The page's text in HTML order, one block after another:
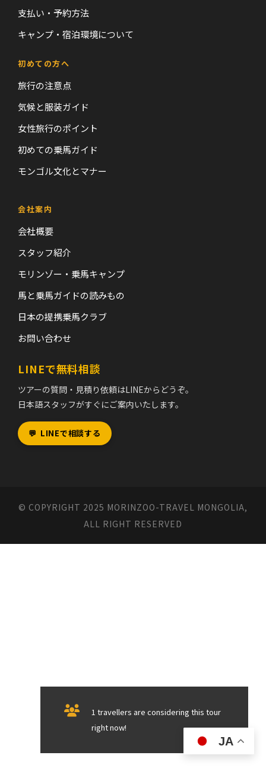
1 travellers are considering this tour
right now!
支払い・予約方法
キャンプ・宿泊環境について
初めての方へ
旅行の注意点
気候と服装ガイド
女性旅行のポイント
初めての乗馬ガイド
モンゴル文化とマナー
会社案内
会社概要
スタッフ紹介
モリンゾー・乗馬キャンプ
馬と乗馬ガイドの読みもの
日本の提携乗馬クラブ
お問い合わせ
LINEで無料相談
ツアーの質問・見積り依頼はLINEからどうぞ。
日本語スタッフがすぐにご案内いたします。
💬 LINEで相談する
© COPYRIGHT 2025 MORINZOO-TRAVEL MONGOLIA,
ALL RIGHT RESERVED
JA